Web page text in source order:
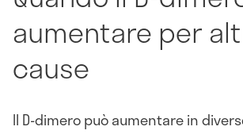
aumentare per
cause
Il D-dimero può aumentare in